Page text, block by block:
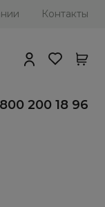
Контакты
200 18 96